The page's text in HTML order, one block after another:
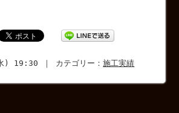
) 19:30 ｜ カテゴリー：施工実績